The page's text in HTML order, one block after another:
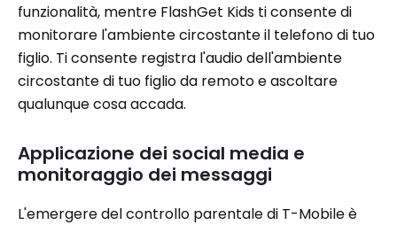
funzionalità, mentre FlashGet Kids ti consente di
monitorare l'ambiente circostante il telefono di tuo
figlio. Ti consente registra l'audio dell'ambiente
circostante di tuo figlio da remoto e ascoltare
qualunque cosa accada.
Applicazione dei social media e
monitoraggio dei messaggi
L'emergere del controllo parentale di T-Mobile è